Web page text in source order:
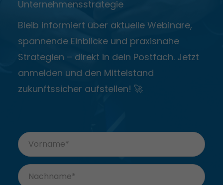
Unternehmensstrategie
Bleib informiert über aktuelle Webinare,
spannende Einblicke und praxisnahe
Strategien – direkt in dein Postfach. Jetzt
anmelden und den Mittelstand
zukunftssicher aufstellen! 🚀